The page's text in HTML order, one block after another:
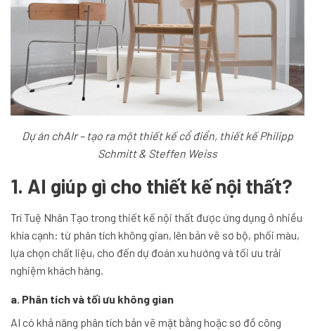
Dự án chAIr – tạo ra một thiết kế cổ điển, thiết kế Philipp
Schmitt & Steffen Weiss
1. AI giúp gì cho thiết kế nội thất?
Trí Tuệ Nhân Tạo trong thiết kế nội thất được ứng dụng ở nhiều
khía cạnh: từ phân tích không gian, lên bản vẽ sơ bộ, phối màu,
lựa chọn chất liệu, cho đến dự đoán xu hướng và tối ưu trải
nghiệm khách hàng.
a. Phân tích và tối ưu không gian
AI có khả năng phân tích bản vẽ mặt bằng hoặc sơ đồ công